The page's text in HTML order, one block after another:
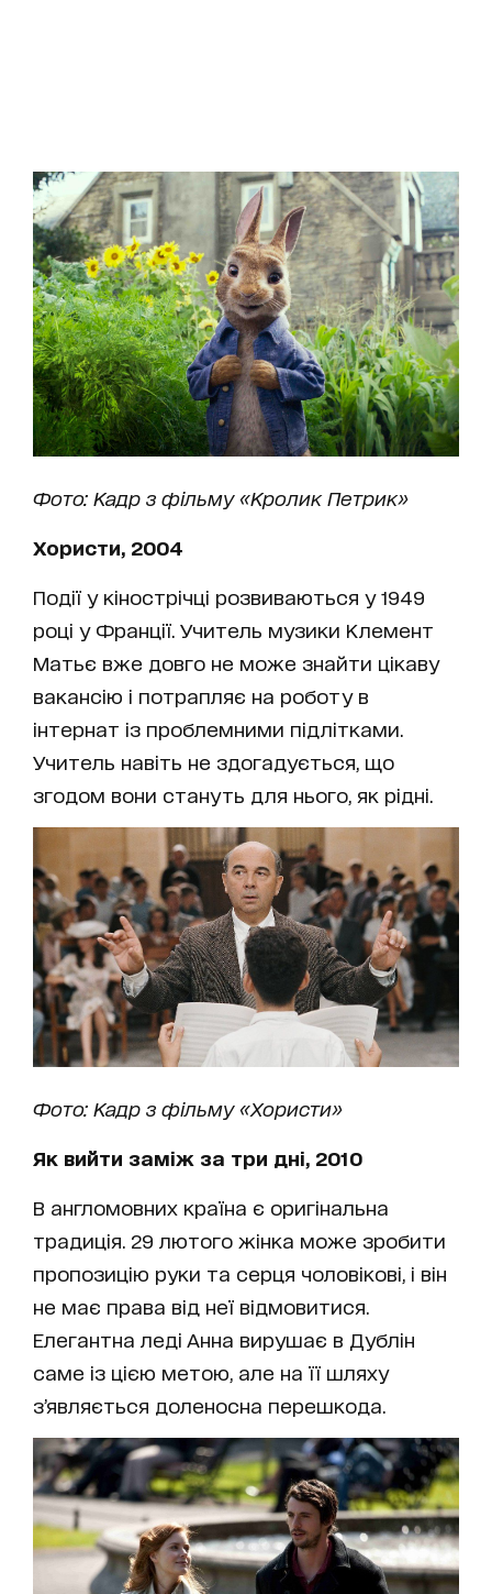
Фото: Кадр з фільму «Кролик Петрик»
Хористи, 2004
Події у кінострічці розвиваються у 1949
році у Франції. Учитель музики Клемент
Матьє вже довго не може знайти цікаву
вакансію і потрапляє на роботу в
інтернат із проблемними підлітками.
Учитель навіть не здогадується, що
згодом вони стануть для нього, як рідні.
Фото: Кадр з фільму «Хористи»
Як вийти заміж за три дні, 2010
В англомовних країна є оригінальна
традиція. 29 лютого жінка може зробити
пропозицію руки та серця чоловікові, і він
не має права від неї відмовитися.
Елегантна леді Анна вирушає в Дублін
саме із цією метою, але на її шляху
з’являється доленосна перешкода.